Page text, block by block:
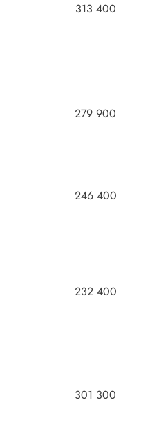
313 400
279 900
246 400
232 400
301 300